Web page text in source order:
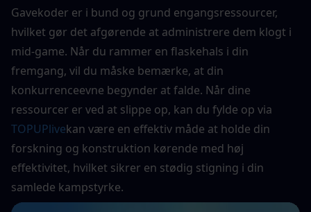
Gavekoder er i bund og grund engangsressourcer,
hvilket gør det afgørende at administrere dem klogt i
mid-game. Når du rammer en flaskehals i din
fremgang, vil du måske bemærke, at din
konkurrenceevne begynder at falde. Når dine
TOPUPlivekan være en effektiv måde at holde din
forskning og konstruktion kørende med høj
effektivitet, hvilket sikrer en stødig stigning i din
samlede kampstyrke.